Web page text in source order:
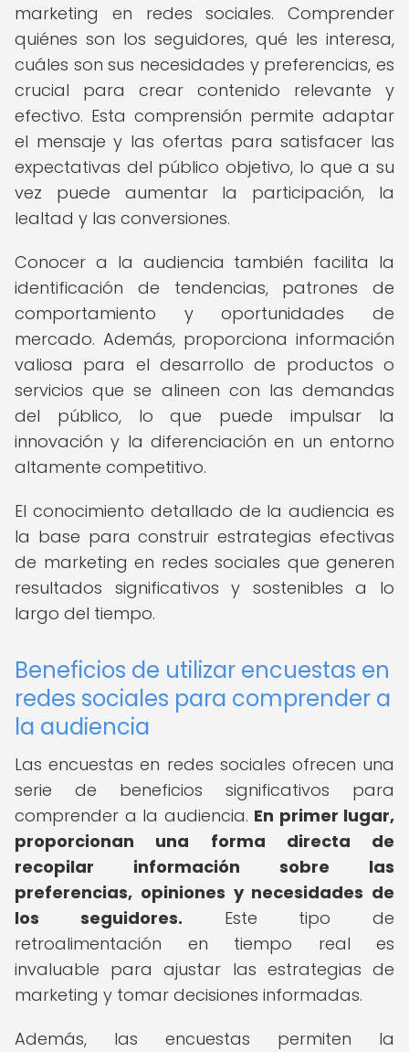
marketing en redes sociales. Comprender
quiénes son los seguidores, qué les interesa,
cuáles son sus necesidades y preferencias, es
crucial para crear contenido relevante y
efectivo. Esta comprensión permite adaptar
el mensaje y las ofertas para satisfacer las
expectativas del público objetivo, lo que a su
vez puede aumentar la participación, la
lealtad y las conversiones.
Conocer a la audiencia también facilita la
identificación de tendencias, patrones de
comportamiento y oportunidades de
mercado. Además, proporciona información
valiosa para el desarrollo de productos o
servicios que se alineen con las demandas
del público, lo que puede impulsar la
innovación y la diferenciación en un entorno
altamente competitivo.
El conocimiento detallado de la audiencia es
la base para construir estrategias efectivas
de marketing en redes sociales que generen
resultados significativos y sostenibles a lo
largo del tiempo.
Beneficios de utilizar encuestas en
redes sociales para comprender a
la audiencia
Las encuestas en redes sociales ofrecen una
serie de beneficios significativos para
comprender a la audiencia. En primer lugar,
proporcionan una forma directa de
recopilar información sobre las
preferencias, opiniones y necesidades de
los seguidores. Este tipo de
retroalimentación en tiempo real es
invaluable para ajustar las estrategias de
marketing y tomar decisiones informadas.
Además, las encuestas permiten la